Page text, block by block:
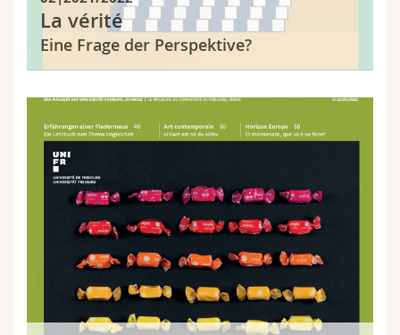
Math.-Nat. und Med. Fak.
Interfakultär
Mitarbeitende
Webmail
La vérité
Eine Frage der Perspektive?